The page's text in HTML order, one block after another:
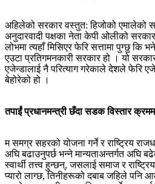
अहिलेको सरकार वस्तुत: हिजोको एमालेको
अनुदारवादी पक्षका नेता केपी ओलीको
लोभमा त्यहाँ मिसिएर फेरि सत्तामा पुग्छु कि
एउटा प्रतिगमनकारी सरकार हो । यो
एजेन्डालाई नै परित्याग गरेकाले देशले फेरि
बेहोरेको हो ।
तपाईं प्रधानमन्त्री छँदा सडक विस्तार
म समग्र सहरको योजना गर्ने र राष्ट्रिय
अघि बढाउनुपर्छ भन्ने मान्यताअन्तर्गत अघि
स्वार्थी तत्त्व हुन्छन्, जसलाई समाज र
प्यारो लाग्छ, तिनीहरूको दबाब जहिले